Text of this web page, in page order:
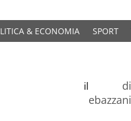
& ECONOMIA SPORT
di
ebazzani
il